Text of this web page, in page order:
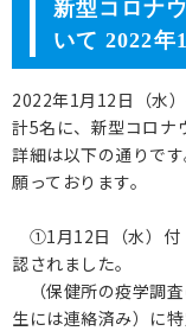
新型コロナ
いて 2022年
2022年1月12日（水
計5名に、新型コロナ
詳細は以下の通りで
願っております。
①1月12日（水）
認されました。
（保健所の疫学調
生には連絡済み）に特